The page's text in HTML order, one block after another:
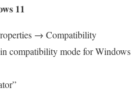
11
→ Compatibility
compatibility mode for Windows